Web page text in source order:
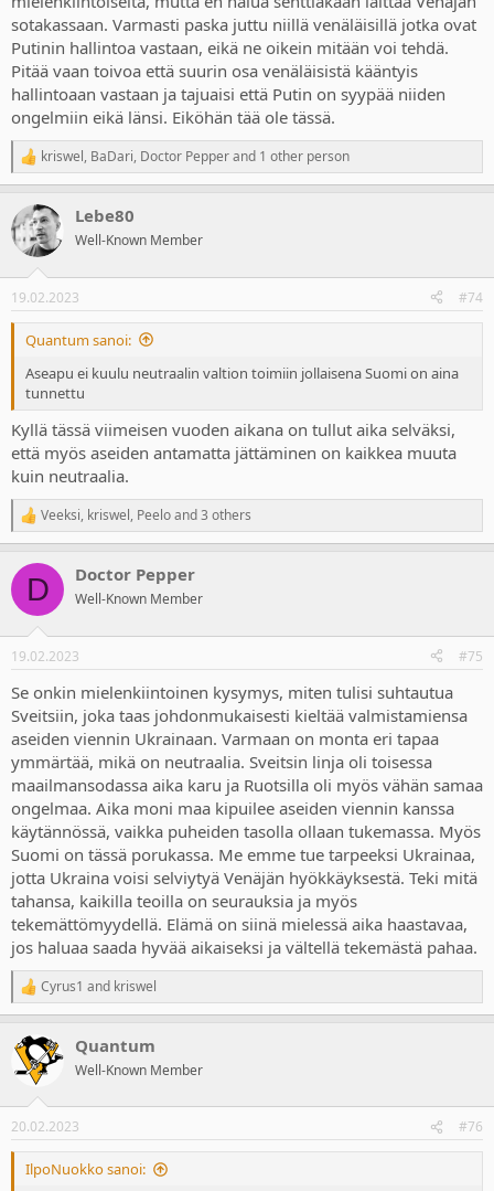
sotakassaan. Varmasti paska juttu niillä venäläisillä jotka ovat
Putinin hallintoa vastaan, eikä ne oikein mitään voi tehdä.
Pitää vaan toivoa että suurin osa venäläisistä kääntyis
hallintoaan vastaan ja tajuaisi että Putin on syypää niiden
ongelmiin eikä länsi. Eiköhän tää ole tässä.
R
e
c
t
i
s
:
kriswel, BaDari, Doctor Pepperand 1 other person
Lebe80
Well-Known Member
19.02.2023 #74
Quantum sanoi:
Aseapu ei kuulu neutraalin valtion toimiin jollaisena Suomi on aina
tunnettu
Kyllä tässä viimeisen vuoden aikana on tullut aika selväksi,
että myös aseiden antamatta jättäminen on kaikkea muuta
kuin neutraalia.
R
e
c
i
s
Veeksi, kriswel, Peeloand 3 others
D Doctor Pepper
Well-Known Member
19.02.2023 #75
Se onkin mielenkiintoinen kysymys, miten tulisi suhtautua
Sveitsiin, joka taas johdonmukaisesti kieltää valmistamiensa
aseiden viennin Ukrainaan. Varmaan on monta eri tapaa
ymmärtää, mikä on neutraalia. Sveitsin linja oli toisessa
maailmansodassa aika karu ja Ruotsilla oli myös vähän samaa
ongelmaa. Aika moni maa kipuilee aseiden viennin kanssa
käytännössä, vaikka puheiden tasolla ollaan tukemassa. Myös
Suomi on tässä porukassa. Me emme tue tarpeeksi Ukrainaa,
jotta Ukraina voisi selviytyä Venäjän hyökkäyksestä. Teki mitä
tahansa, kaikilla teoilla on seurauksia ja myös
tekemättömyydellä. Elämä on siinä mielessä aika haastavaa,
jos haluaa saada hyvää aikaiseksi ja vältellä tekemästä pahaa.
R
e
c
t
i
s
:
Cyrus1 and kriswel
Quantum
Well-Known Member
20.02.2023 #76
IlpoNuokko sanoi: